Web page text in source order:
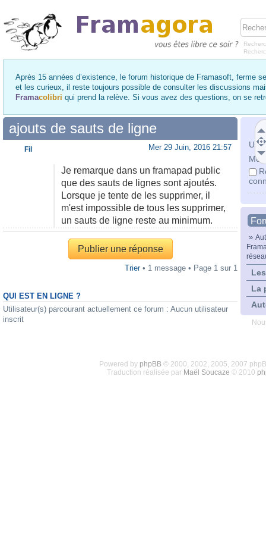
Après 15 années d’existence, le forum historique de Framasoft, ferme
et les curieux, il reste toujours possible de consulter les discussions
Framacolibri qui prend la relève. Si vous avez des questions, on se
Mot
»
La
ajouts de sauts de ligne
Mer 29 Juin, 2016 21:57
Je remarque dans un framapad public
que des sauts de lignes sont ajoutés.
Lorsque je tente de les supprimer, il
m'est impossible de tous les supprimer,
un sauts de ligne reste au minimum.
Fil
Publier une réponse
Trier• 1 message • Page 1 sur 1
QUI EST EN LIGNE ?
Utilisateur(s) parcourant actuellement ce forum : Aucun utilisateur
inscrit
Powered by phpBB© 2000, 2002, 2005, 2007
Traduction réalisée par Maël Soucaze © 2010